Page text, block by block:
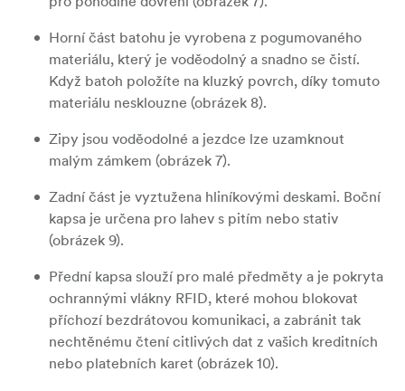
Horní část batohu je vyrobena z pogumovaného
materiálu, který je voděodolný a snadno se čistí.
Když batoh položíte na kluzký povrch, díky tomuto
materiálu nesklouzne (obrázek 8).
Zipy jsou voděodolné a jezdce lze uzamknout
malým zámkem (obrázek 7).
Zadní část je vyztužena hliníkovými deskami. Boční
kapsa je určena pro lahev s pitím nebo stativ
(obrázek 9).
Přední kapsa slouží pro malé předměty a je pokryta
ochrannými vlákny RFID, které mohou blokovat
příchozí bezdrátovou komunikaci, a zabránit tak
nechtěnému čtení citlivých dat z vašich kreditních
nebo platebních karet (obrázek 10).